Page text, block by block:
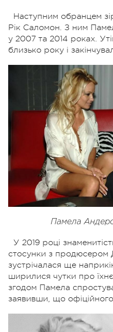
Наступним обранцем
Рік Саломон. З ним
у 2007 та 2014 роках.
близько року і
Памела
У 2019 році
стосунки з продюсером
зустрічалася ще
ширилися чутки про
згодом Памела
заявивши, що